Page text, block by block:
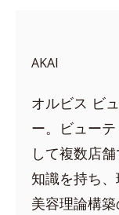
AKAI
オルビス ビ
ー。ビュー
して複数店
知識を持ち
美容理論構築